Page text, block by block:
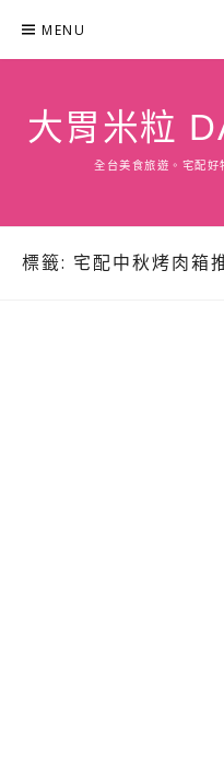
content
MENU
大胃米粒
全台美食旅遊。宅配好
標籤: 宅配中秋烤肉箱